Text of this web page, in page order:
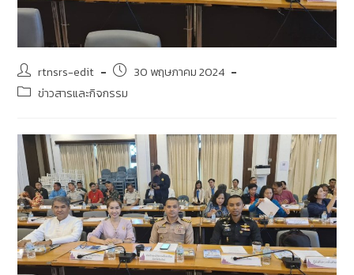
rtnsrs-edit
30 พฤษภาคม 2024
ข่าวสารและกิจกรรม